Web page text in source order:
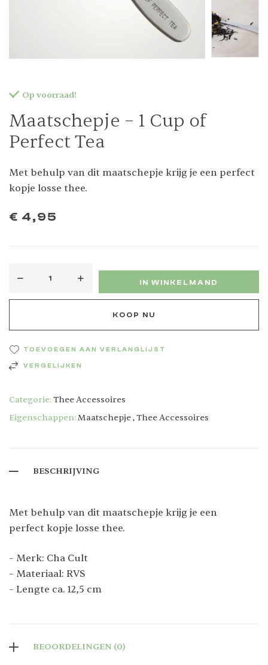
Op voorraad!
Maatschepje – 1 Cup of
Perfect Tea
Met behulp van dit maatschepje krijg je een perfect
kopje losse thee.
€ 4,95
IN WINKELMAND
KOOP NU
TOEVOEGEN AAN VERLANGLIJST
VERGELIJKEN
Categorie:Thee Accessoires
Eigenschappen:Maatschepje,Thee Accessoires
BESCHRIJVING
Met behulp van dit maatschepje krijg je een
perfect kopje losse thee.
– Merk: Cha Cult
– Materiaal: RVS
– Lengte ca. 12,5 cm
BEOORDELINGEN (0)